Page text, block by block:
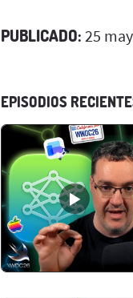
PUBLICADO: 25
EPISODIOS